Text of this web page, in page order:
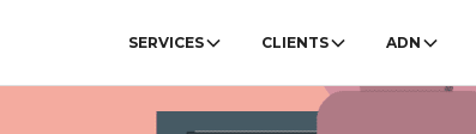
SERVICES CLIENTS ADN